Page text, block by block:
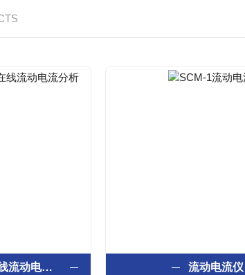
美国Micrometrix 在线流动电流分析仪 流动电流仪